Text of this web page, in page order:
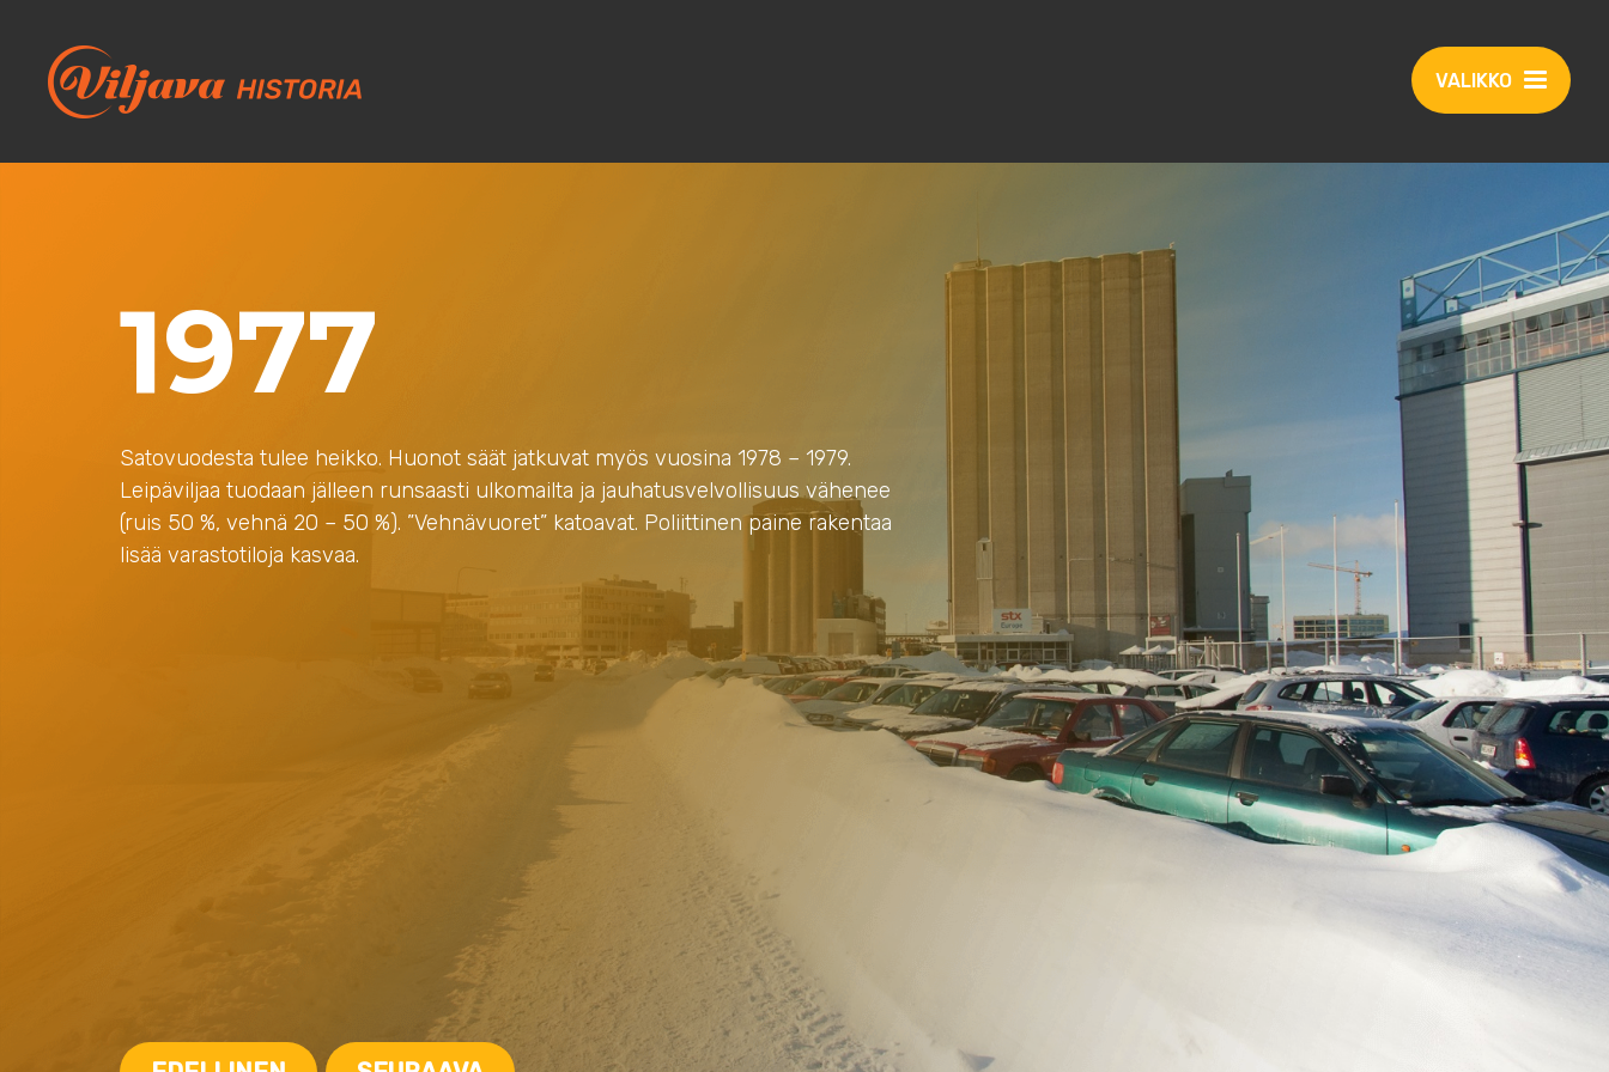
VALIKKO
1977
Satovuodesta tulee heikko. Huonot säät jatkuvat myös vuosina 1978 – 1979.
Leipäviljaa tuodaan jälleen runsaasti ulkomailta ja jauhatusvelvollisuus vähenee
(ruis 50 %, vehnä 20 – 50 %). ”Vehnävuoret” katoavat. Poliittinen paine rakentaa
lisää varastotiloja kasvaa.